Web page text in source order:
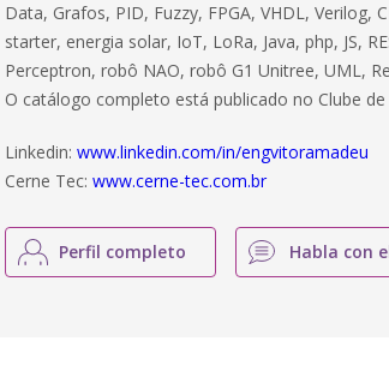
Data, Grafos, PID, Fuzzy, FPGA, VHDL, Verilog,
starter, energia solar, IoT, LoRa, Java, php, JS,
Perceptron, robô NAO, robô G1 Unitree, UML,
O catálogo completo está publicado no Clube
Linkedin:www.linkedin.com/in/engvitoramadeu
Cerne Tec:www.cerne-tec.com.br
Perfil completo Habla con